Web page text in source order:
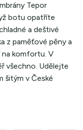
Tepor
botu opatříte
a deštivé
z paměťové pěny a
na komfortu. V
všechno. Udělejte
šitým v České